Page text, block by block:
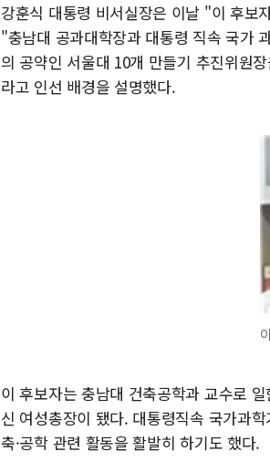
강훈식 대통령 비서실장은 이날 "이 후보
"충남대 공과대학장과 대통령 직속 국가
의 공약인 서울대 10개 만들기 추진위원
라고 인선 배경을 설명했다.
이 후보자는 충남대 건축공학과 교수로
신 여성총장이 됐다. 대통령직속 국가과
축·공학 관련 활동을 활발히 하기도 했다.